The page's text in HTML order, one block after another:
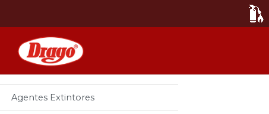
Categorias
Todos
Agentes Extintores